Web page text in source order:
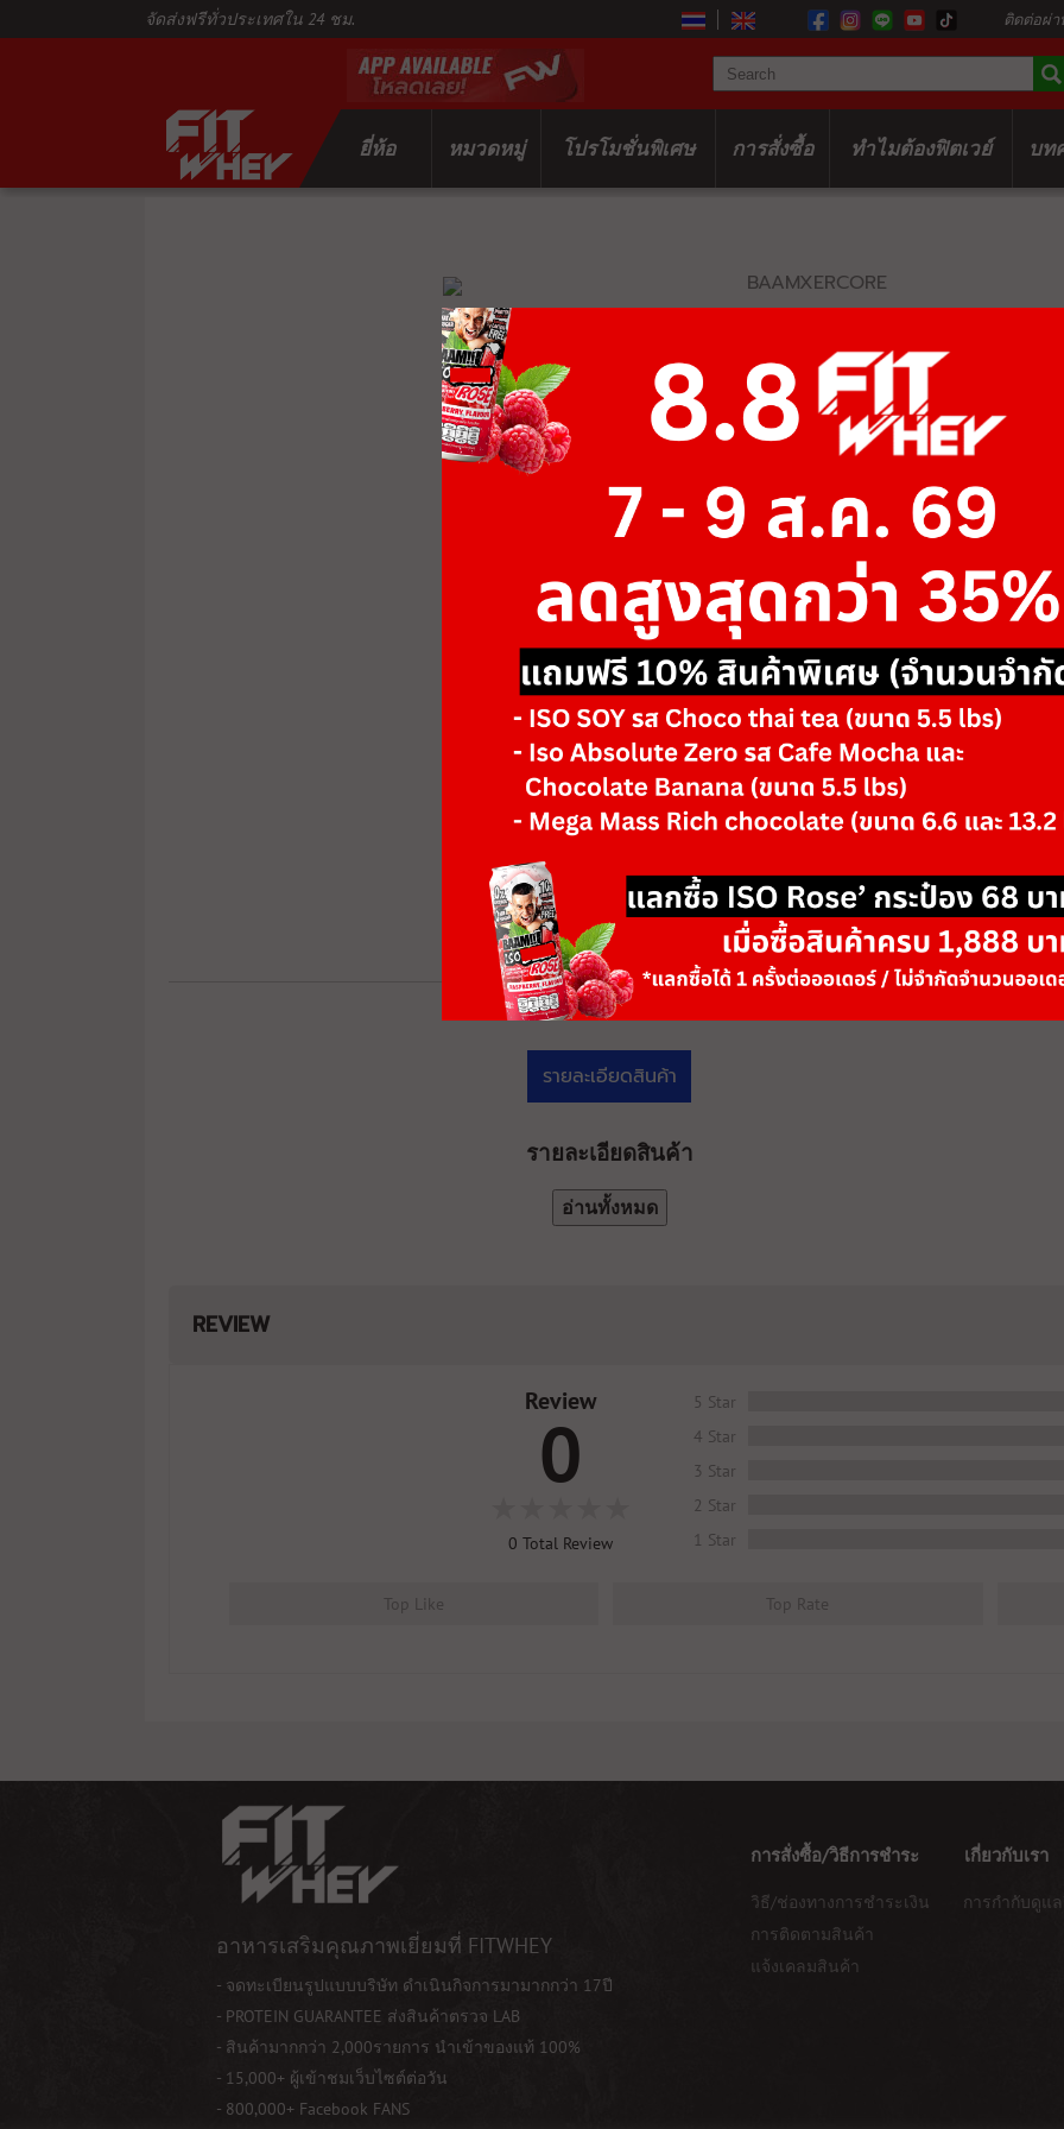
จัดส่งฟรีทั่วประเทศใน 24 ชม. ติดต่อผ่า
ยี่ห้อ หมวดหมู่ โปรโมชั่นพิเศษ การสั่งซื้อ ทำไมต้องฟิตเวย์ บท
BAAMXERCORE
MY9079 DIP
฿33,150 ฿51,000
ขนาด
รสชาติ/ตัวเลือก -
จำนวน
เพิ่มลงตะกร้า
รายละเอียดสินค้า
รายละเอียดสินค้า
อ่านทั้งหมด
REVIEW
Review
0
0 Total Review
5 Star
4 Star
3 Star
2 Star
1 Star
Top Like Top Rate
อาหารเสริมคุณภาพเยี่ยมที่ FITWHEY
- จดทะเบียนรูปแบบบริษัท ดำเนินกิจการมามากกว่า 17ปี
- PROTEIN GUARANTEE ส่งสินค้าตรวจ LAB
- สินค้ามากกว่า 2,000รายการ นำเข้าของแท้ 100%
- 15,000+ ผู้เข้าชมเว็บไซต์ต่อวัน
- 800,000+ Facebook FANS
การสั่งซื้อ/วิธีการชำระ เกี่ยวกับเรา
วิธี/ช่องทางการชำระเงิน
การติดตามสินค้า
แจ้งเคลมสินค้า
การกำกับดูแ